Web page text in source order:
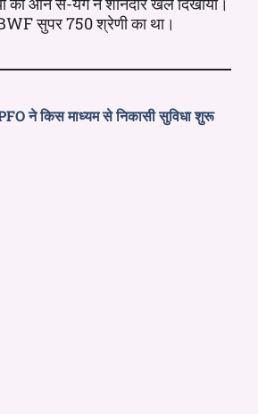
सुपर 750 श्रेणी का था।
ने किस माध्यम से निकासी सुविधा शुरू